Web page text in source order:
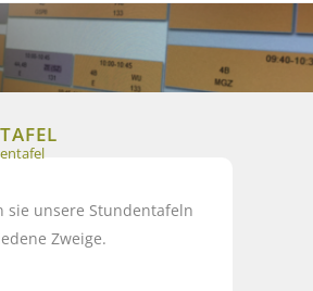
sie unsere Stundentafeln
Zweige.